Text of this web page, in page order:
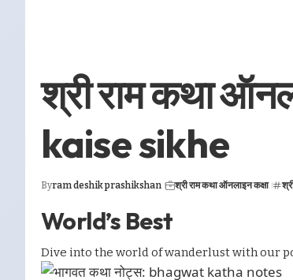
श्री राम कथा
kaise sikhe
Byram deshik prashikshan श्री राम कथा ऑनलाइन कक्षा
World’s Best
Dive into the world of wanderlust with our